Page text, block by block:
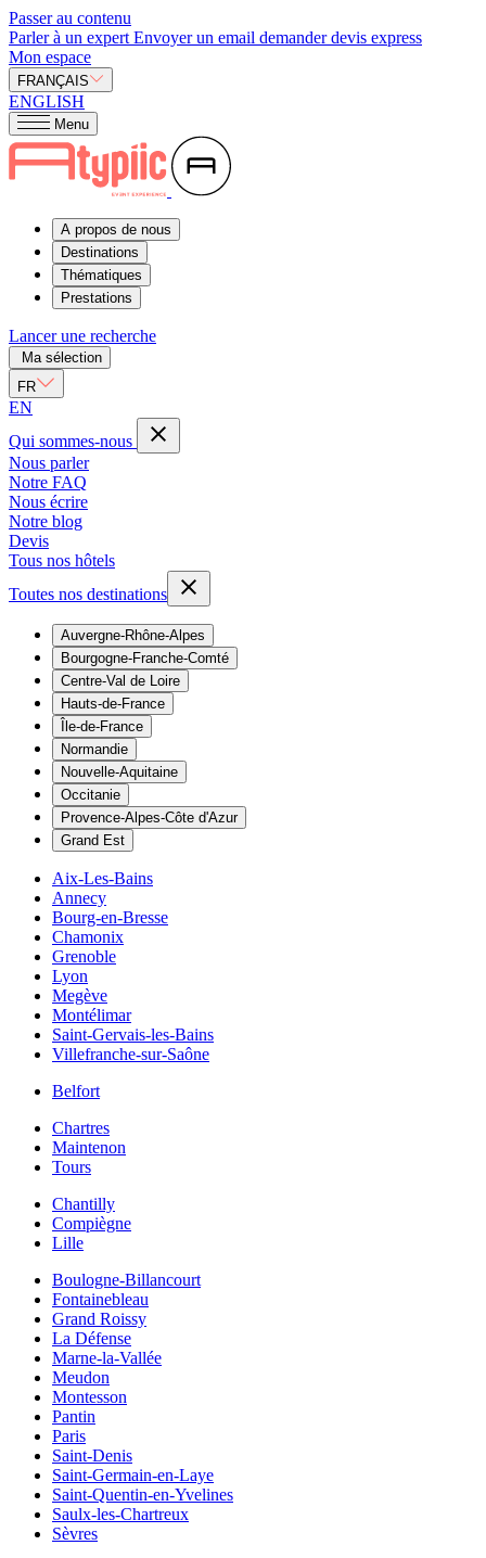
Passer au contenu
Parler à un expert Envoyer un email demander devis express
Mon espace
FRANÇAIS
ENGLISH
Menu
A propos de nous
Destinations
Thématiques
Prestations
Lancer une recherche
Ma sélection
FR
EN
Qui sommes-nous
Nous parler
Notre FAQ
Nous écrire
Notre blog
Devis
Tous nos hôtels
Toutes nos destinations
Auvergne-Rhône-Alpes
Bourgogne-Franche-Comté
Centre-Val de Loire
Hauts-de-France
Île-de-France
Normandie
Nouvelle-Aquitaine
Occitanie
Provence-Alpes-Côte d'Azur
Grand Est
Aix-Les-Bains
Annecy
Bourg-en-Bresse
Chamonix
Grenoble
Lyon
Megève
Montélimar
Saint-Gervais-les-Bains
Villefranche-sur-Saône
Belfort
Chartres
Maintenon
Tours
Chantilly
Compiègne
Lille
Boulogne-Billancourt
Fontainebleau
Grand Roissy
La Défense
Marne-la-Vallée
Meudon
Montesson
Pantin
Paris
Saint-Denis
Saint-Germain-en-Laye
Saint-Quentin-en-Yvelines
Saulx-les-Chartreux
Sèvres